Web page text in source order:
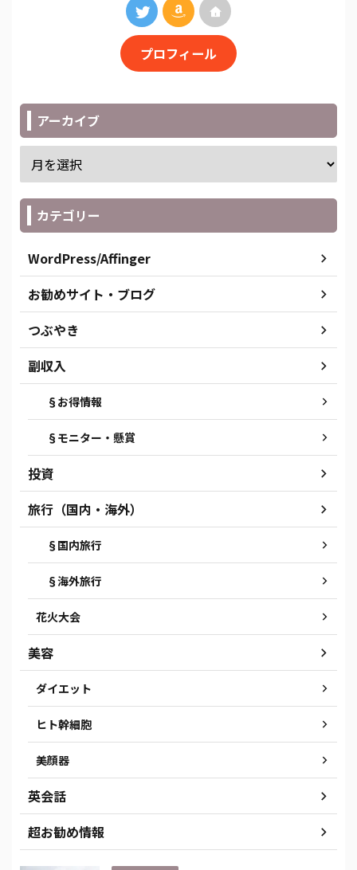
プロフィール
アーカイブ
カテゴリー
WordPress/Affinger
お勧めサイト・ブログ
つぶやき
副収入
§お得情報
§モニター・懸賞
投資
旅行（国内・海外）
§国内旅行
§海外旅行
花火大会
美容
ダイエット
ヒト幹細胞
美顔器
英会話
超お勧め情報